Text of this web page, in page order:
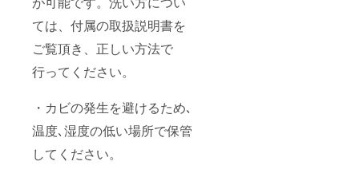
ては、付属の取扱説明書を
ご覧頂き、正しい方法で
行ってください。
・カビの発生を避けるため､
温度､湿度の低い場所で保管
してください。